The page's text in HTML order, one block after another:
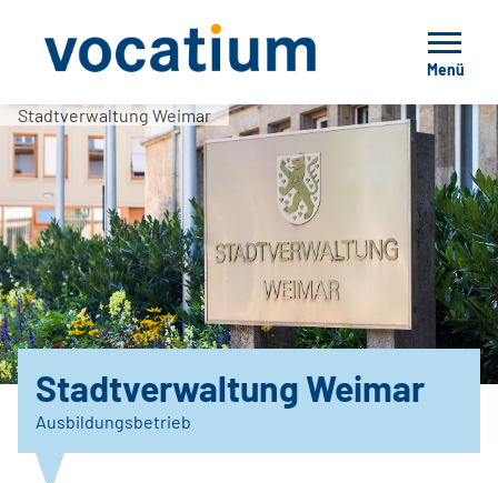
Menü
Stadtverwaltung Weimar
Stadtverwaltung Weimar
Ausbildungsbetrieb